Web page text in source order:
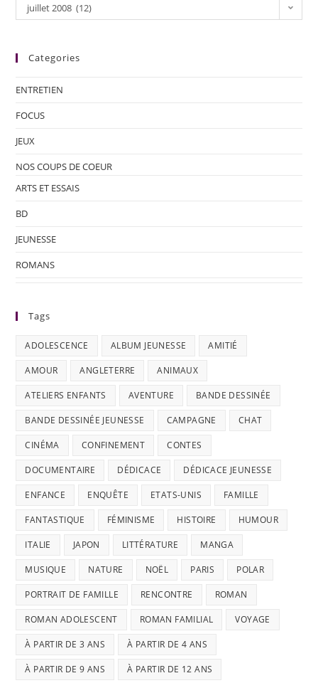
juillet 2008 (12)
Categories
ENTRETIEN
FOCUS
JEUX
NOS COUPS DE COEUR
ARTS ET ESSAIS
BD
JEUNESSE
ROMANS
Tags
ADOLESCENCE ALBUM JEUNESSE AMITIÉ
AMOUR ANGLETERRE ANIMAUX
ATELIERS ENFANTS AVENTURE BANDE DESSINÉE
BANDE DESSINÉE JEUNESSE CAMPAGNE CHAT
CINÉMA CONFINEMENT CONTES
DOCUMENTAIRE DÉDICACE DÉDICACE JEUNESSE
ENFANCE ENQUÊTE ETATS-UNIS FAMILLE
FANTASTIQUE FÉMINISME HISTOIRE HUMOUR
ITALIE JAPON LITTÉRATURE MANGA
MUSIQUE NATURE NOËL PARIS POLAR
PORTRAIT DE FAMILLE RENCONTRE ROMAN
ROMAN ADOLESCENT ROMAN FAMILIAL VOYAGE
À PARTIR DE 3 ANS À PARTIR DE 4 ANS
À PARTIR DE 9 ANS À PARTIR DE 12 ANS